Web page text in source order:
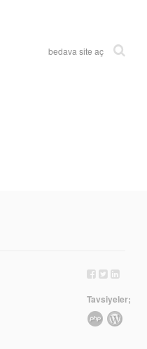
bedava site aç
Tavsiyeler;